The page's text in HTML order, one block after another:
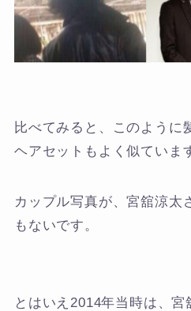
比べてみると、このように
ヘアセットもよく似ていま
カップル写真が、宮舘涼太
もないです。
とはいえ2014年当時は、